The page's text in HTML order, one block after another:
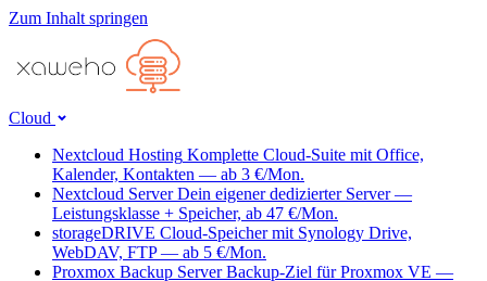
Zum Inhalt springen
Cloud
Nextcloud Hosting Komplette Cloud-Suite mit Office,
Kalender, Kontakten — ab 3 €/Mon.
Nextcloud Server Dein eigener dedizierter Server —
Leistungsklasse + Speicher, ab 47 €/Mon.
storageDRIVE Cloud-Speicher mit Synology Drive,
WebDAV, FTP — ab 5 €/Mon.
Proxmox Backup Server Backup-Ziel für Proxmox VE —